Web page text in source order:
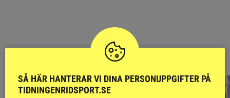
RIDSPORT
BLOGGAR
SÅ HÄR HANTERAR VI DINA PERSONUPPGIFTER PÅ
TIDNINGENRIDSPORT.SE